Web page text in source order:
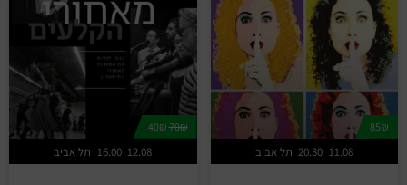
85₪
תל אביב 20:30 11.08
70₪
40₪
תל אביב 16:00 12.08